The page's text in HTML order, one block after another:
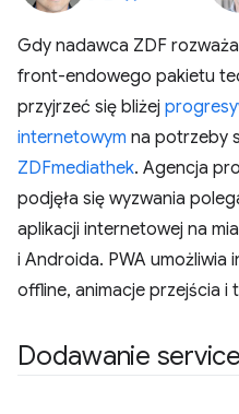
Gdy nadawca ZDF
front-endowego pakietu
przyjrzeć się bliżej
internetowym na potrzeby
ZDFmediathek. Agencja
podjęła się wyzwania
aplikacji internetowej na
i Androida. PWA umożliwia
offline, animacje przejścia i
Dodawanie